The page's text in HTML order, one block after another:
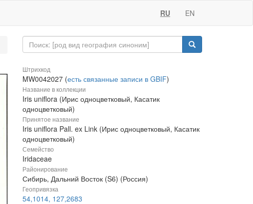
RU EN
Штрихкод
MW0042027 (есть связанные записи в GBIF)
Название в коллекции
Iris uniflora (Ирис одноцветковый, Касатик
одноцветковый)
Принятое название
Iris uniflora Pall. ex Link (Ирис одноцветковый, Касатик
одноцветковый)
Семейство
Iridaceae
Районирование
Сибирь, Дальний Восток (S6) (Россия)
Геопривязка
54,1014, 127,2683